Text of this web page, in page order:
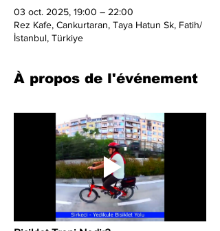
03 oct. 2025, 19:00 – 22:00
Rez Kafe, Cankurtaran, Taya Hatun Sk, Fatih/
İstanbul, Türkiye
À propos de l'événement